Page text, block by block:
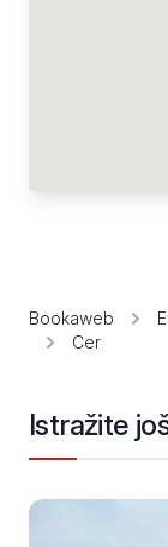
Bookaweb
Cer
Istražite